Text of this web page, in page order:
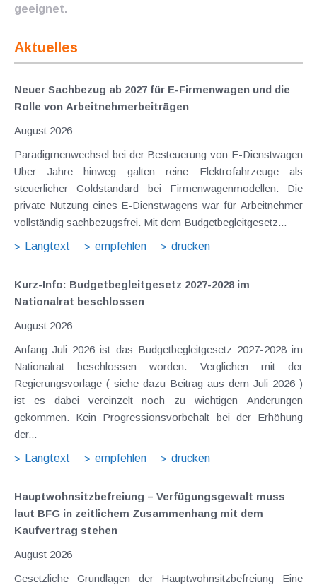
geeignet.
Aktuelles
Neuer Sachbezug ab 2027 für E-Firmenwagen und die
Rolle von Arbeitnehmer​­beiträgen
August 2026
Paradigmenwechsel bei der Besteuerung von E-Dienstwagen
Über Jahre hinweg galten reine Elektrofahrzeuge als
steuerlicher Goldstandard bei Firmenwagenmodellen. Die
private Nutzung eines E-Dienstwagens war für Arbeitnehmer
vollständig sachbezugsfrei. Mit dem Budgetbegleitgesetz...
Langtext
empfehlen drucken
Kurz-Info: Budgetbegleitgesetz 2027-2028 im
Nationalrat beschlossen
August 2026
Anfang Juli 2026 ist das Budgetbegleitgesetz 2027-2028 im
Nationalrat beschlossen worden. Verglichen mit der
Regierungsvorlage ( siehe dazu Beitrag aus dem Juli 2026 )
ist es dabei vereinzelt noch zu wichtigen Änderungen
gekommen. Kein Progressionsvorbehalt bei der Erhöhung
der...
Langtext
empfehlen drucken
Hauptwohnsitz​­befreiung – Verfügungsgewalt muss
laut BFG in zeitlichem Zusammenhang mit dem
Kaufvertrag stehen
August 2026
Gesetzliche Grundlagen der Hauptwohnsitzbefreiung Eine